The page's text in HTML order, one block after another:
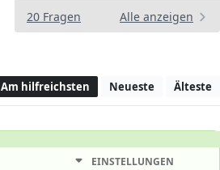
20 Fragen Alle anzeigen
Am hilfreichsten Neueste Älteste
EINSTELLUNGEN